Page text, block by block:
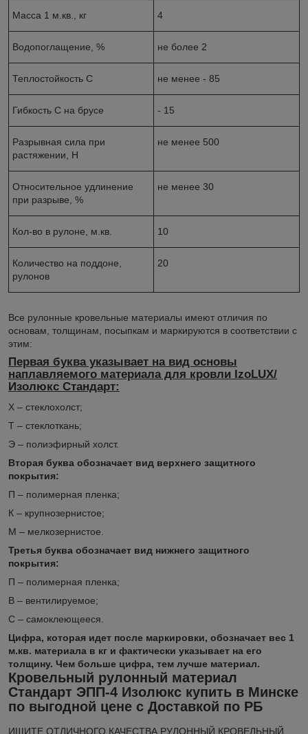
Масса 1 м.кв., кг 4
Водопоглащение, % не более 2
Теплостойкость С не менее - 85
Гибкость С на брусе - 15
Разрывная сила при
растяжении, Н
не менее 500
Относительное удлинение
при разрыве, %
не менее 30
Кол-во в рулоне, м.кв. 10
Количество на поддоне,
рулонов
20
Все рулонные кровельные материалы имеют отличия по
основам, толщинам, посыпкам и маркируются в соответствии с
этим:
Первая буква указывает на вид основы
наплавляемого материала для кровли IzoLUX/
Изолюкс Стандарт:
Х – стеклохолст;
Т – стеклоткань;
Э – полиэфирный холст.
Вторая буква обозначает вид верхнего защитного
покрытия:
П – полимерная пленка;
К – крупнозернистое;
М – мелкозернистое.
Третья буква обозначает вид нижнего защитного
покрытия:
П – полимерная пленка;
В – вентилируемое;
С – самоклеющееся.
Цифра, которая идет после маркировки, обозначает вес 1
м.кв. материала в кг и фактически указывает на его
толщину. Чем больше цифра, тем лучше материал.
Кровельный рулонный материал
Стандарт ЭПП-4 Изолюкс купить в Минске
по выгодной цене с Доставкой по РБ
ИЩИТЕ ОТЛИЧНОГО КАЧЕСТВА РУЛОННЫЙ КРОВЕЛЬНЫЙ